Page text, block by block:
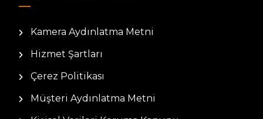
Kamera Aydınlatma Metni
Hizmet Şartları
Çerez Politikası
Müşteri Aydınlatma Metni